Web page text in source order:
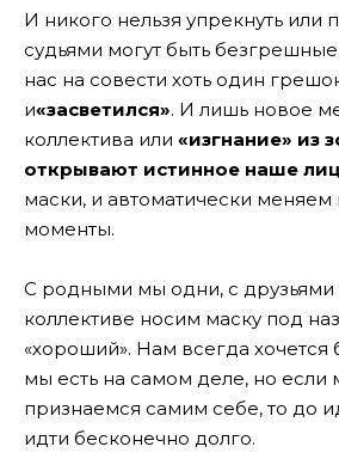
И никого нельзя упрекнуть или
судьями могут быть
нас на совести хоть один
и«засветился». И лишь новое
коллектива или «изгнание» из
открывают истинное наше
маски, и автоматически
моменты.
С родными мы одни, с друзьями
коллективе носим маску под
«хороший». Нам всегда хочется
мы есть на самом деле, но если
признаемся самим себе, то до
идти бесконечно долго.